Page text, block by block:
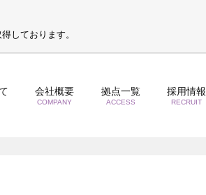
しております。
会社概要
COMPANY
拠点一覧
ACCESS
採用情報
RECRUIT